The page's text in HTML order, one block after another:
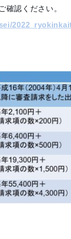
確認ください。